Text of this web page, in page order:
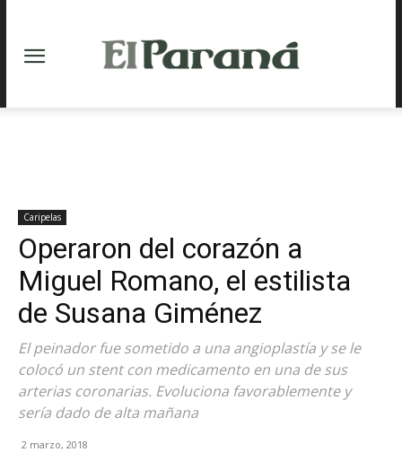
Caripelas
Operaron del corazón a
Miguel Romano, el estilista
de Susana Giménez
El peinador fue sometido a una angioplastía y se le
colocó un stent con medicamento en una de sus
arterias coronarias. Evoluciona favorablemente y
sería dado de alta mañana
2 marzo, 2018